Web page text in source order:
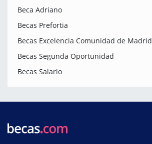
Beca Adriano
Becas Prefortia
Becas Excelencia Comunidad de Madrid
Becas Segunda Oportunidad
Becas Salario